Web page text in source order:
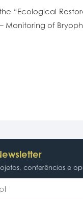
“Ecological
Monitoring of
conferências e